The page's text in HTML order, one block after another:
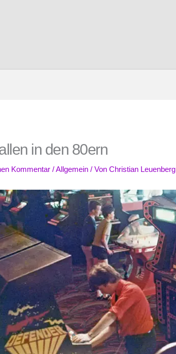
in den 80ern
Kommentar /Allgemein / VonChristian Leuenberg